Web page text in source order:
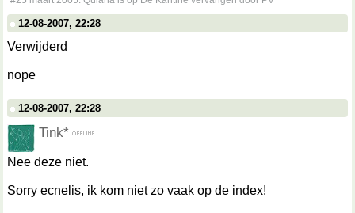
12-08-2007, 22:28
Verwijderd
nope
12-08-2007, 22:28
Tink*
Nee deze niet.
Sorry ecnelis, ik kom niet zo vaak op de index!